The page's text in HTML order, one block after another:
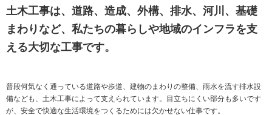
土木工事は、道路、造成、外構、排水、河川、基礎
まわりなど、私たちの暮らしや地域のインフラを支
える大切な工事です。
普段何気なく通っている道路や歩道、建物のまわりの整備、雨水を流す排水設
備なども、土木工事によって支えられています。目立ちにくい部分も多いです
が、安全で快適な生活環境をつくるためには欠かせない仕事です。